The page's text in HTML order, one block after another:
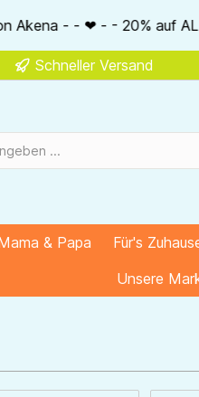
- - ❤ - - 20% NUR
Schneller Versand
& Papa Für's
Unsere